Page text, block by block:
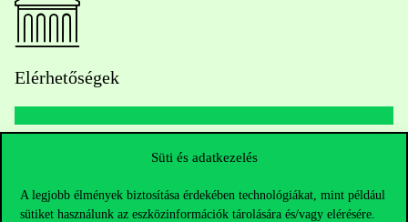
Süti és adatkezelés
A legjobb élmények biztosítása érdekében technológiákat, mint például
sütiket használunk az eszközinformációk tárolására és/vagy elérésére.
Elérhetőségek
+36 1 482 5000
Kérdésed van a felvételivel kapcsolatban?